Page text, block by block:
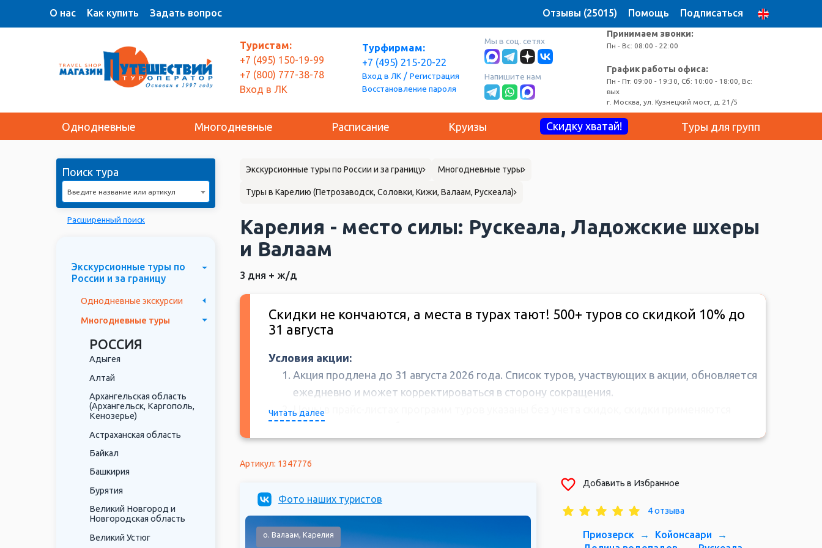
О нас Как купить Задать вопрос Отзывы (25015) Помощь Подписаться
Туристам:
+7 (495) 150-19-99
+7 (800) 777-38-78
Вход в ЛК
Турфирмам:
+7 (495) 215-20-22
Вход в ЛК / Регистрация
Восстановление пароля
Мы в соц. сетях
Напишите нам
Принимаем звонки:
Пн - Вс: 08:00 - 22:00
График работы офиса:
Пн - Пт: 09:00 - 19:30, Сб: 10:00 - 18:00, Вс:
вых
г. Москва, ул. Кузнецкий мост, д. 21/5
Однодневные Многодневные Расписание Круизы Скидку хватай! Туры для групп
Поиск тура
Введите название или артикул
Расширенный поиск
Экскурсионные туры по
России и за границу
Однодневные экскурсии
Многодневные туры
РОССИЯ
Адыгея
Алтай
Архангельская область
(Архангельск, Каргополь,
Кенозерье)
Астраханская область
Байкал
Башкирия
Бурятия
Великий Новгород и
Новгородская область
Великий Устюг
Экскурсионные туры по России и за границу Многодневные туры
Туры в Карелию (Петрозаводск, Соловки, Кижи, Валаам, Рускеала)
Карелия - место силы: Рускеала, Ладожские шхеры
и Валаам
3 дня + ж/д
Скидки не кончаются, а места в турах тают! 500+ туров со скидкой 10% до
31 августа
Условия акции:
Акция продлена до 31 августа 2026 года. Список туров, участвующих в акции, обновляется
ежедневно и может корректироваться в сторону сокращения.
Цены в прайс-листах программ туров указаны без учета скидок, скидки применяются
Скидки по дисконтным картам, программе лояльности, а также любые другие бонусы,
купоны, промокоды и спецпредложения не суммируются со скидками по «Акции», кроме
Предоплату по туру, участвующему в акции, необходимо внести в размере 50% в течение
3 рабочих дней после бронирования, полная оплата вносится не позднее, чем за месяц до
начала тура.
Читать далее
Артикул: 1347776
Фото наших туристов
о. Валаам, Карелия горный парк Рускеала
Добавить в Избранное
4 отзыва
Приозерск
Койонсаари